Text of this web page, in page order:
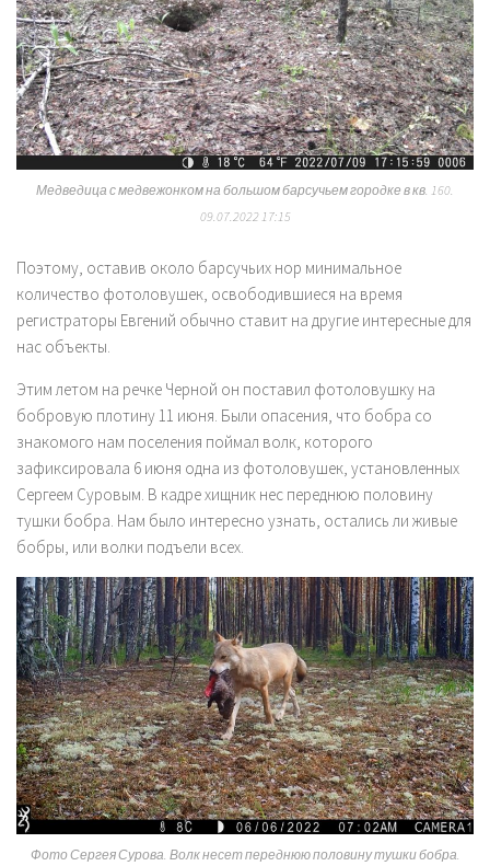
Медведица с медвежонком на большом барсучьем городке в кв. 160.
09.07.2022 17:15
Поэтому, оставив около барсучьих нор минимальное
количество фотоловушек, освободившиеся на время
регистраторы Евгений обычно ставит на другие интересные для
нас объекты.
Этим летом на речке Черной он поставил фотоловушку на
бобровую плотину 11 июня. Были опасения, что бобра со
знакомого нам поселения поймал волк, которого
зафиксировала 6 июня одна из фотоловушек, установленных
Сергеем Суровым. В кадре хищник нес переднюю половину
тушки бобра. Нам было интересно узнать, остались ли живые
бобры, или волки подъели всех.
Фото Сергея Сурова Волк несет переднюю половину тушки бобра.